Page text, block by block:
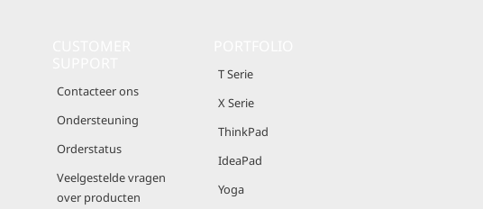
Contacteer ons
Ondersteuning
Orderstatus
Veelgestelde vragen
over producten
T Serie
X Serie
ThinkPad
IdeaPad
Yoga